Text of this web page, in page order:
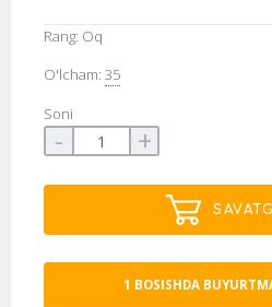
Rang: Oq
O'lcham: 35
Soni
- +
1 BOSISHDA